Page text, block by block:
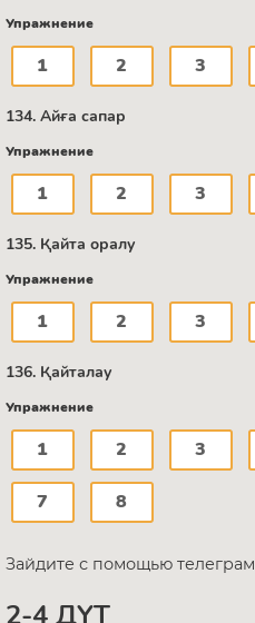
Упражнение
1 2 3
134. Айға сапар
Упражнение
1 2 3
135. Қайта оралу
Упражнение
1 2 3
136. Қайталау
Упражнение
1 2 3
7 8
Зайдите с помощью телеграм
2-4 ДҮТ